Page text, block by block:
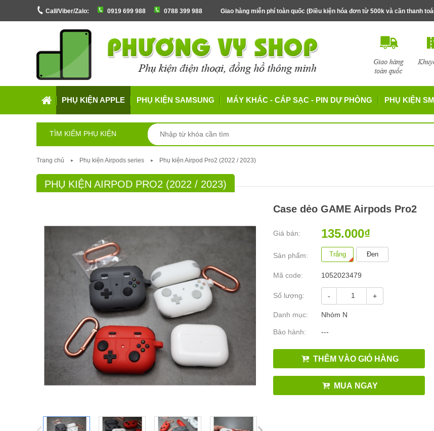
Call/Viber/Zalo: 0919 699 988 0788 399 988 Giao hàng miễn phí toàn quốc (Điều kiện hóa đơn từ 500k và cần thanh
PHỤ KIỆN APPLE PHỤ KIỆN SAMSUNG MÁY KHÁC - CÁP SẠC - PIN DỰ PHÒNG PHỤ KIỆN
TÌM KIẾM PHỤ KIỆN
Trang chủ Phụ kiện Airpods series Phụ kiện Airpod Pro2 (2022 / 2023)
PHỤ KIỆN AIRPOD PRO2 (2022 / 2023)
Case dẻo GAME Airpods Pro2
Giá bán: 135.000₫
Sản phẩm: Trắng Đen
Mã code: 1052023479
Số lượng: - +
Danh mục: Nhóm N
Bảo hành: ---
THÊM VÀO GIỎ HÀNG
MUA NGAY